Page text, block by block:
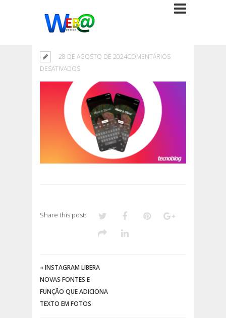
28 DE AGOSTO DE 2024COMENTÁRIOS
DESATIVADOSEM
Share this post:
«INSTAGRAM LIBERA
NOVAS FONTES E
FUNÇÃO QUE ADICIONA
TEXTO EM FOTOS